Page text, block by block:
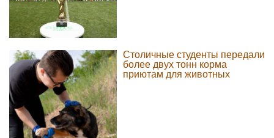
Столичные студенты передали
более двух тонн корма
приютам для животных